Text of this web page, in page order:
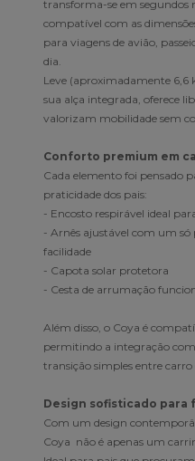
transforma-se em
compatível com as
para viagens de avião,
dia.
Leve (aproximadamente 6,6
sua alça integrada, oferece
valorizam mobilidade sem
Conforto premium em
Cada elemento foi pensado
praticidade dos pais:
- Encosto respirável ideal
- Arnês ajustável com um
facilidade
- Capota solar protetora
- Cesta de arrumação
Além disso, o Coya é
permitindo a integração
transição simples entre carro
Design sofisticado para
Com um design
Coya não é apenas um